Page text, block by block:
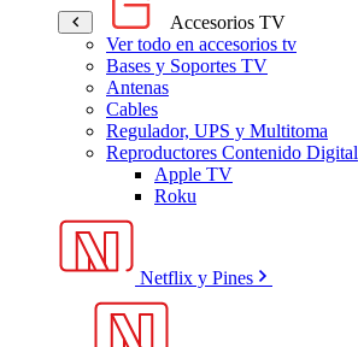
Accesorios TV
Ver todo en accesorios tv
Bases y Soportes TV
Antenas
Cables
Regulador, UPS y Multitoma
Reproductores Contenido Digital
Apple TV
Roku
Netflix y Pines